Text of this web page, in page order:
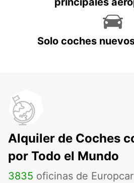
Solo coches
Alquiler de Coches
por Todo el Mundo
3835 oficinas de